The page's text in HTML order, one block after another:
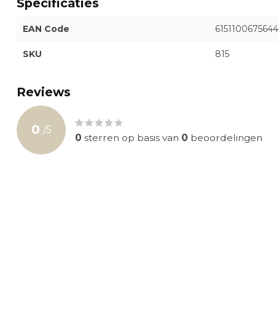
EAN Code 6151100675644
SKU 815
Reviews
0 /5
0 sterren op basis van 0 beoordelingen